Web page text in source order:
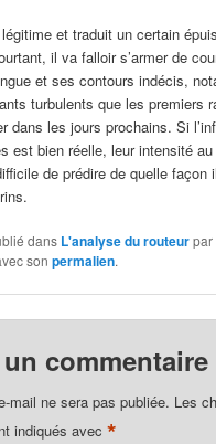
et traduit un certain
il va falloir s’armer de
et ses contours indécis,
turbulents que les premiers
dans les jours prochains. Si
est bien réelle, leur intensité
de prédire de quelle façon
dans L'analyse du routeurpar
sonpermalien.
commentaire
mail ne sera pas publiée. Les
indiqués avec*